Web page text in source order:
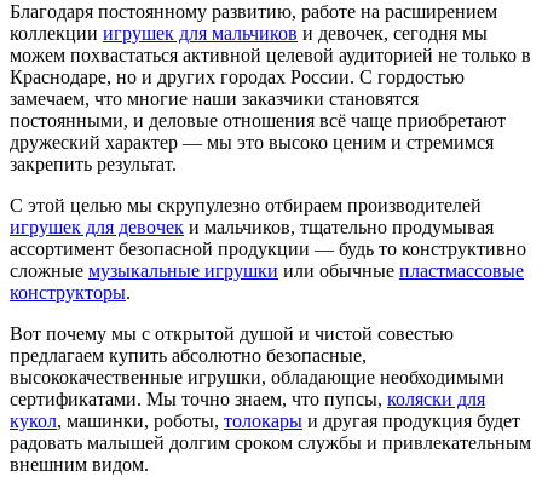
Благодаря постоянному развитию, работе на расширением
коллекции игрушек для мальчиков и девочек, сегодня мы
можем похвастаться активной целевой аудиторией не только в
Краснодаре, но и других городах России. С гордостью
замечаем, что многие наши заказчики становятся
постоянными, и деловые отношения всё чаще приобретают
дружеский характер — мы это высоко ценим и стремимся
закрепить результат.
С этой целью мы скрупулезно отбираем производителей
игрушек для девочек и мальчиков, тщательно продумывая
ассортимент безопасной продукции — будь то конструктивно
сложные музыкальные игрушки или обычные пластмассовые
конструкторы.
Вот почему мы с открытой душой и чистой совестью
предлагаем купить абсолютно безопасные,
высококачественные игрушки, обладающие необходимыми
сертификатами. Мы точно знаем, что пупсы, коляски для
кукол, машинки, роботы, толокары и другая продукция будет
радовать малышей долгим сроком службы и привлекательным
внешним видом.